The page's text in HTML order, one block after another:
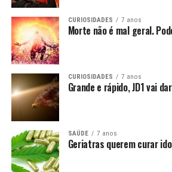
CURIOSIDADES 7 anos
Morte não é mal geral.
CURIOSIDADES 7 anos
Grande e rápido, JD1 vai
SAÚDE 7 anos
Geriatras querem curar